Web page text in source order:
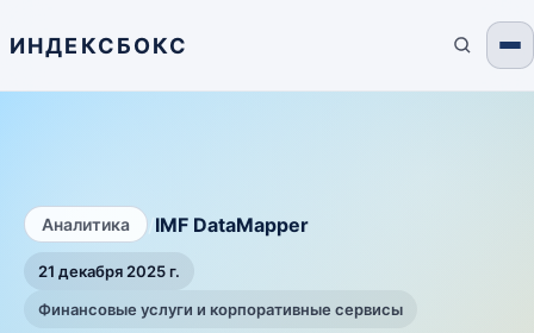
ИНДЕКСБОКС
Аналитика IMF DataMapper
21 декабря 2025 г.
Финансовые услуги и корпоративные сервисы